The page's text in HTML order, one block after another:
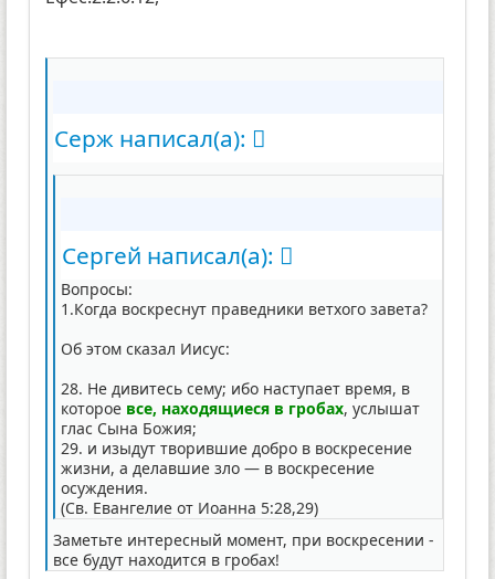
Серж написал(а):
Сергей написал(а):
Вопросы:
1.Когда воскреснут праведники ветхого завета?
Об этом сказал Иисус:
28. Не дивитесь сему; ибо наступает время, в
которое все, находящиеся в гробах, услышат
глас Сына Божия;
29. и изыдут творившие добро в воскресение
жизни, а делавшие зло — в воскресение
осуждения.
(Св. Евангелие от Иоанна 5:28,29)
Заметьте интересный момент, при воскресении -
все будут находится в гробах!